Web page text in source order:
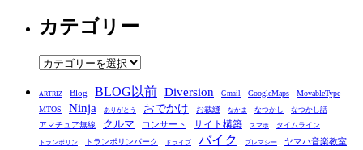
カ
イ
ブ
カテゴリー
カ
ゴ
リ
ー
ARTRIZ Blog BLOG以前 Diversion Gmail GoogleMaps
MovableType
MTOS
Ninja ありがとう おでかけ お裁縫 なかま なつかし なつかし話
アマチュア無線 クルマ コンサート サイト構築 スマホ タイムライン
トランポリン トランポリンパーク ドライブ バイク プレマシー ヤマハ音楽教室